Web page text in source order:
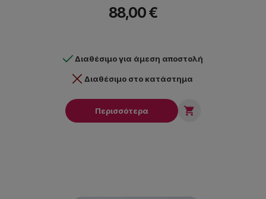
88,00 €
Διαθέσιμο για άμεση αποστολή
Διαθέσιμο στο κατάστημα
Περισσότερα 